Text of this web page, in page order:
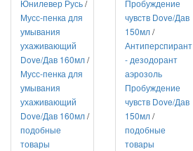
Юнилевер Русь/
Мусс-пенка для
умывания
ухаживающий
Dove/Дав 160мл/
Мусс-пенка для
умывания
ухаживающий
Dove/Дав 160мл/
подобные
товары
Пробуждение
чувств Dove/Дав
150мл/
Антиперспирант
- дезодорант
аэрозоль
Пробуждение
чувств Dove/Дав
150мл/
подобные
товары